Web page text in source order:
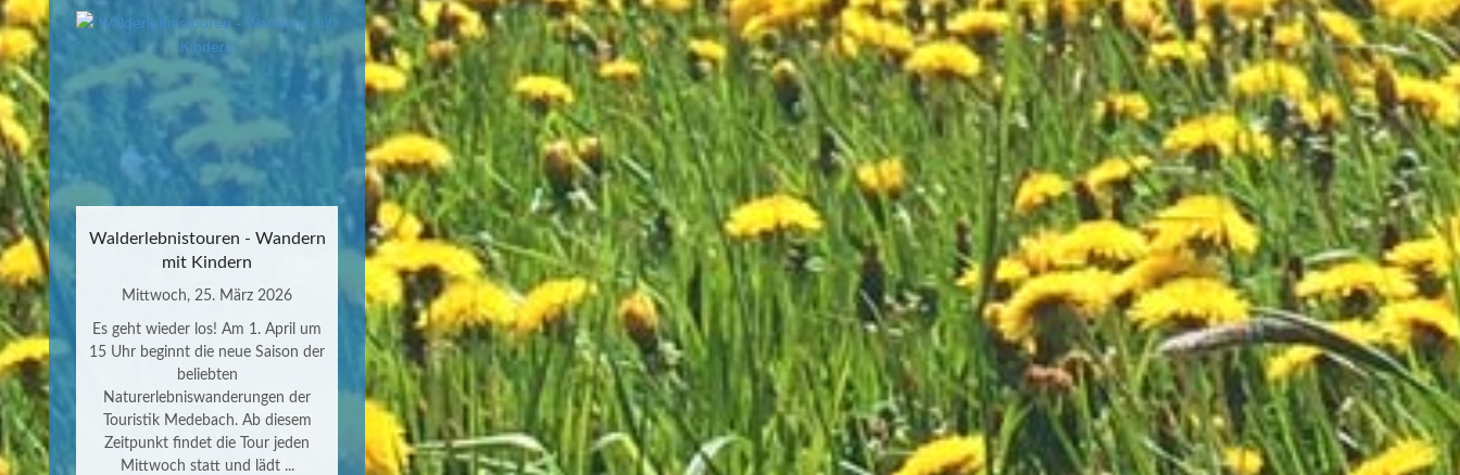
Walderlebnistouren - Wandern
mit Kindern
Mittwoch, 25. März 2026
Es geht wieder los! Am 1. April um
15 Uhr beginnt die neue Saison der
beliebten
Naturerlebniswanderungen der
Touristik Medebach. Ab diesem
Zeitpunkt findet die Tour jeden
Mittwoch statt und lädt ...